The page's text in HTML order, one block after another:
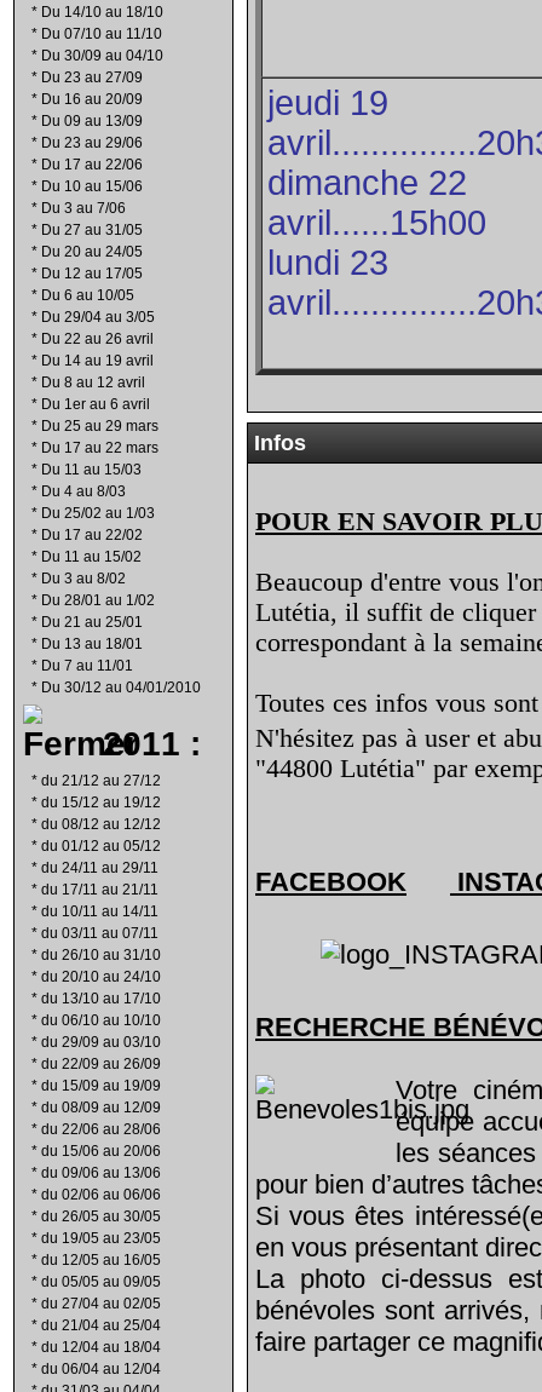
* Du 14/10 au 18/10
* Du 07/10 au 11/10
* Du 30/09 au 04/10
* Du 23 au 27/09
* Du 16 au 20/09
* Du 09 au 13/09
* Du 23 au 29/06
* Du 17 au 22/06
* Du 10 au 15/06
* Du 3 au 7/06
* Du 27 au 31/05
* Du 20 au 24/05
* Du 12 au 17/05
* Du 6 au 10/05
* Du 29/04 au 3/05
* Du 22 au 26 avril
* Du 14 au 19 avril
* Du 8 au 12 avril
* Du 1er au 6 avril
* Du 25 au 29 mars
* Du 17 au 22 mars
* Du 11 au 15/03
* Du 4 au 8/03
* Du 25/02 au 1/03
* Du 17 au 22/02
* Du 11 au 15/02
* Du 3 au 8/02
* Du 28/01 au 1/02
* Du 21 au 25/01
* Du 13 au 18/01
* Du 7 au 11/01
* Du 30/12 au 04/01/2010
2011 :
* du 21/12 au 27/12
* du 15/12 au 19/12
* du 08/12 au 12/12
* du 01/12 au 05/12
* du 24/11 au 29/11
* du 17/11 au 21/11
* du 10/11 au 14/11
* du 03/11 au 07/11
* du 26/10 au 31/10
* du 20/10 au 24/10
* du 13/10 au 17/10
* du 06/10 au 10/10
* du 29/09 au 03/10
* du 22/09 au 26/09
* du 15/09 au 19/09
* du 08/09 au 12/09
* du 22/06 au 28/06
* du 15/06 au 20/06
* du 09/06 au 13/06
* du 02/06 au 06/06
* du 26/05 au 30/05
* du 19/05 au 23/05
* du 12/05 au 16/05
* du 05/05 au 09/05
* du 27/04 au 02/05
* du 21/04 au 25/04
* du 12/04 au 18/04
* du 06/04 au 12/04
jeudi 19
dimanche 22
avril......15h00
lundi 23
Infos
POUR EN SAVOIR
Beaucoup d'entre vous
Lutétia, il suffit de cliquer
correspondant à la
Toutes ces infos vous
N'hésitez pas à user et
"44800 Lutétia" par
FACEBOOK
RECHERCHE BÉNÉ
Votre
équipe
les
pour bien d’autres
Si vous êtes
en vous présentant
La photo ci-dessus
bénévoles sont
faire partager ce